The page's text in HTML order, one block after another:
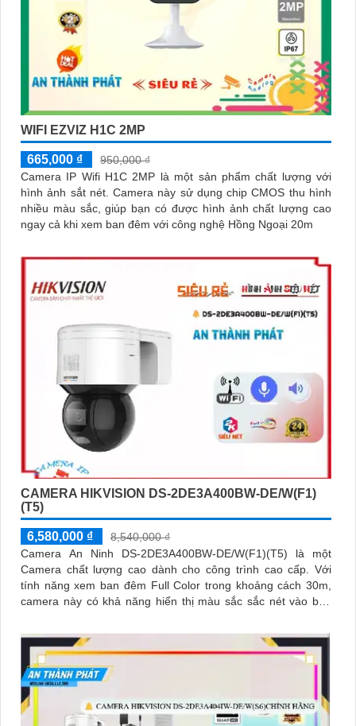
WIFI EZVIZ H1C 2MP
665,000 ₫
950,000 ₫
Camera IP Wifi H1C 2MP là một sản phẩm chất lượng với
hình ảnh sắt nét. Camera này sử dụng chip CMOS thu hình
nhiều màu sắc, giúp bạn có được hình ảnh chất lượng cao
ngay cả khi xem ban đêm với công nghệ Hồng Ngoại 20m
CAMERA HIKVISION DS-2DE3A400BW-DE/W(F1)
(T5)
6,580,000 ₫
8,540,000 ₫
Camera An Ninh DS-2DE3A400BW-DE/W(F1)(T5) là một
Camera chất lượng cao dành cho công trình cao cấp. Với
tính năng xem ban đêm Full Color trong khoảng cách 30m,
camera này có khả năng hiển thị màu sắc sắc nét vào ban